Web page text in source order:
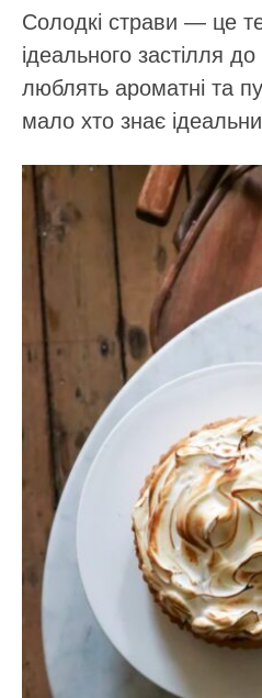
Солодкі страви — це
ідеального застілля
люблять ароматні та
мало хто знає